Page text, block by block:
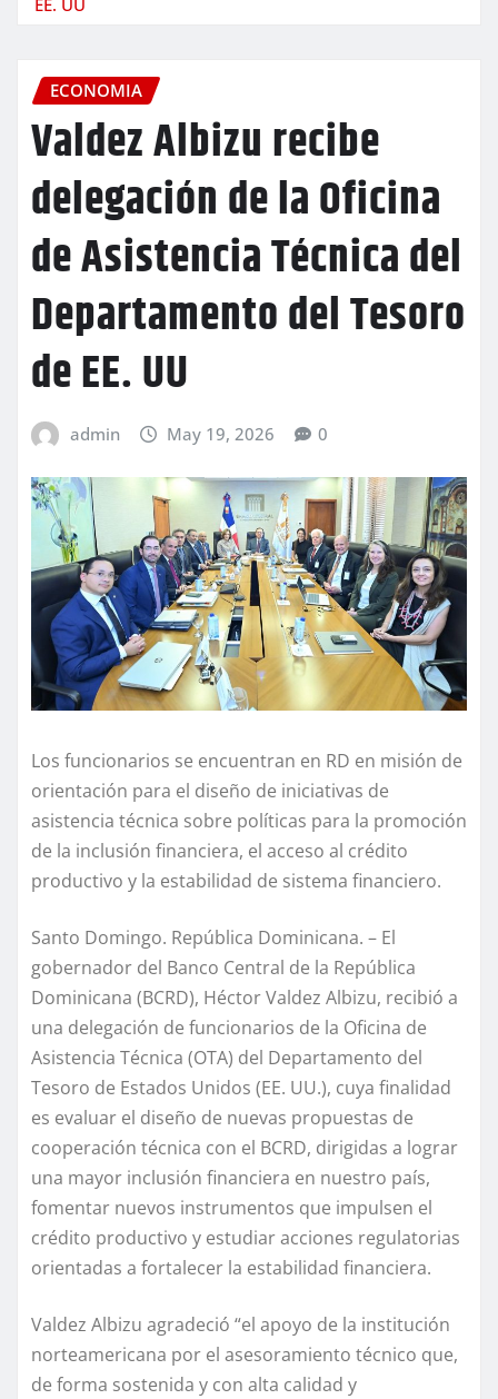
ECONOMIA
Valdez Albizu recibe
delegación de la Oficina
de Asistencia Técnica del
Departamento del Tesoro
de EE. UU
admin May 19, 2026 0
Los funcionarios se encuentran en RD en misión de
orientación para el diseño de iniciativas de
asistencia técnica sobre políticas para la promoción
de la inclusión financiera, el acceso al crédito
productivo y la estabilidad de sistema financiero.
Santo Domingo. República Dominicana. – El
gobernador del Banco Central de la República
Dominicana (BCRD), Héctor Valdez Albizu, recibió a
una delegación de funcionarios de la Oficina de
Asistencia Técnica (OTA) del Departamento del
Tesoro de Estados Unidos (EE. UU.), cuya finalidad
es evaluar el diseño de nuevas propuestas de
cooperación técnica con el BCRD, dirigidas a lograr
una mayor inclusión financiera en nuestro país,
fomentar nuevos instrumentos que impulsen el
crédito productivo y estudiar acciones regulatorias
orientadas a fortalecer la estabilidad financiera.
Valdez Albizu agradeció “el apoyo de la institución
norteamericana por el asesoramiento técnico que,
de forma sostenida y con alta calidad y